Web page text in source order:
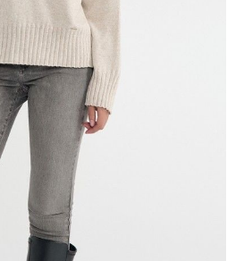
od 50 zł
(Łodz)
- 14:00